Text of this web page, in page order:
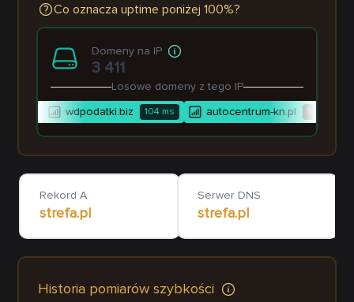
Co oznacza uptime poniżej 100%?
Domeny na IP
3 411
Losowe domeny z tego IP
wdpodatki.biz 104ms autocentrum-kn.pl
Rekord A
strefa.pl
Serwer DNS
strefa.pl
Historia pomiarów szybkości